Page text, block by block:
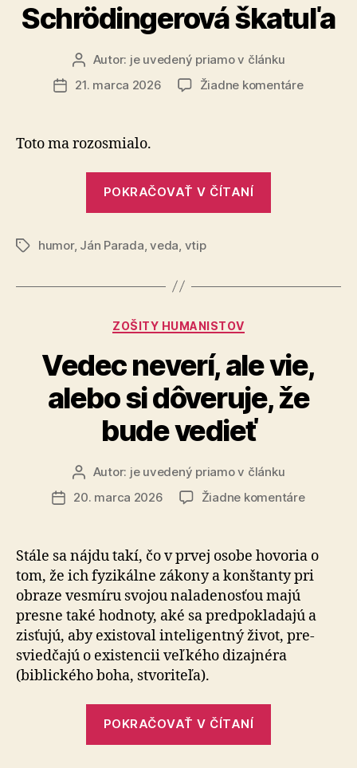
inhibícia“
Schrödingerová škatuľa
Autor
článku
Autor: je uvedený priamo v článku
Dátum
21. marca 2026 Žiadne komentárena
Toto ma rozosmialo.
POKRAČOVAŤ V ČÍTANÍ
Značkyhumor, Ján Parada ,veda vtip
Kategórie
ZOŠITY HUMANISTOV
Vedec neverí, ale vie,
alebo si dôveruje, že
bude vedieť
Autor
článku
Autor: je uvedený priamo v článku
Dátum
20. marca 2026 Žiadne komentárena
ale
vie,
alebo
dôveruje,
že
Stále sa nájdu takí, čo v prvej osobe hovoria o
tom, že ich fyzikálne zákony a konštanty pri
obraze vesmíru svojou naladenosťou majú
presne také hodnoty, aké sa pred­po­kla­da­jú a
zisťujú, aby existoval inteligentný život, pre­
svied­ča­jú o existencii veľkého dizajnéra
(biblického boha, stvoriteľa).
POKRAČOVAŤ V ČÍTANÍ